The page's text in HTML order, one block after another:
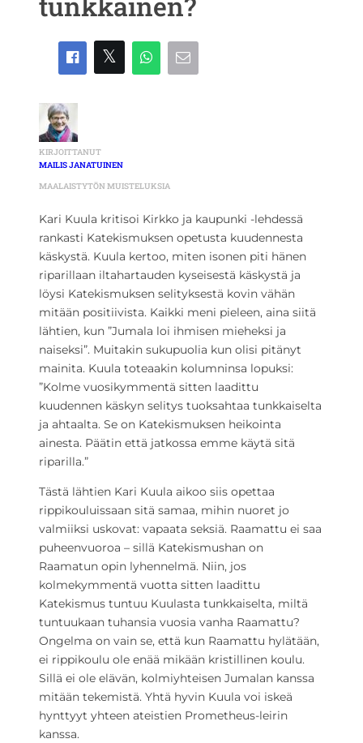
KIRJOITTANUT
MAILIS JANATUINEN
MAALAISTYTÖN MUISTELUKSIA
Kari Kuula kritisoi Kirkko ja kaupunki -lehdessä
rankasti Katekismuksen opetusta kuudennesta
käskystä. Kuula kertoo, miten isonen piti hänen
riparillaan iltahartauden kyseisestä käskystä ja
löysi Katekismuksen selityksestä kovin vähän
mitään positiivista. Kaikki meni pieleen, aina siitä
lähtien, kun ”Jumala loi ihmisen mieheksi ja
naiseksi”. Muitakin sukupuolia kun olisi pitänyt
mainita. Kuula toteaakin kolumninsa lopuksi:
”Kolme vuosikymmentä sitten laadittu
kuudennen käskyn selitys tuoksahtaa tunkkaiselta
ja ahtaalta. Se on Katekismuksen heikointa
ainesta. Päätin että jatkossa emme käytä sitä
riparilla.”
Tästä lähtien Kari Kuula aikoo siis opettaa
rippikouluissaan sitä samaa, mihin nuoret jo
valmiiksi uskovat: vapaata seksiä. Raamattu ei saa
puheenvuoroa – sillä Katekismushan on
Raamatun opin lyhennelmä. Niin, jos
kolmekymmentä vuotta sitten laadittu
Katekismus tuntuu Kuulasta tunkkaiselta, miltä
tuntuukaan tuhansia vuosia vanha Raamattu?
Ongelma on vain se, että kun Raamattu hylätään,
ei rippikoulu ole enää mikään kristillinen koulu.
Sillä ei ole elävän, kolmiyhteisen Jumalan kanssa
mitään tekemistä. Yhtä hyvin Kuula voi iskeä
hynttyyt yhteen ateistien Prometheus-leirin
kanssa.